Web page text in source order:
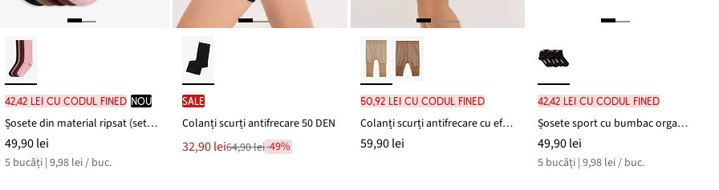
42,42 lei cu codul FINED nou
Șosete din material ripsat (set/ 5 perechi)
49,90 lei
5 bucăți | 9,98 lei / buc.
SALE
Colanți scurți antifrecare 50 DEN
Noul
preț
32,90 lei
Reducere64,90 lei-49%
50,92 lei cu codul FINED
Colanți scurți antifrecare cu efect modelator, 30 DEN
59,90 lei
42,42 lei cu codul FINED
Șosete sport cu bumbac organic (set/5 perechi)
49,90 lei
5 bucăți | 9,98 lei / buc.